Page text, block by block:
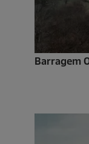
Barragem